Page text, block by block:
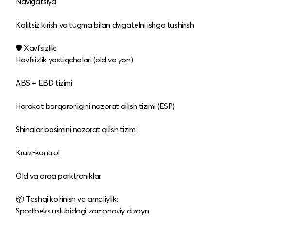
Kalitsiz kirish va tugma bilan dvigatelni ishga tushirish
🛡 Xavfsizlik:
Havfsizlik yostiqchalari (old va yon)
ABS + EBD tizimi
Harakat barqarorligini nazorat qilish tizimi (ESP)
Shinalar bosimini nazorat qilish tizimi
Kruiz-kontrol
Old va orqa parktroniklar
📦 Tashqi ko‘rinish va amaliylik:
Sportbeks uslubidagi zamonaviy dizayn